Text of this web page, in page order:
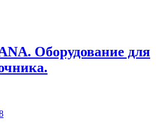
Оборудование для